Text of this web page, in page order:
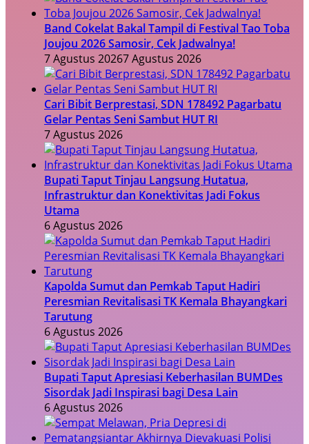
Band Cokelat Bakal Tampil di Festival Tao Toba
Joujou 2026 Samosir, Cek Jadwalnya!
7 Agustus 20267 Agustus 2026
Cari Bibit Berprestasi, SDN 178492 Pagarbatu
Gelar Pentas Seni Sambut HUT RI
7 Agustus 2026
Bupati Taput Tinjau Langsung Hutatua,
Infrastruktur dan Konektivitas Jadi Fokus
Utama
6 Agustus 2026
Kapolda Sumut dan Pemkab Taput Hadiri
Peresmian Revitalisasi TK Kemala Bhayangkari
Tarutung
6 Agustus 2026
Bupati Taput Apresiasi Keberhasilan BUMDes
Sisordak Jadi Inspirasi bagi Desa Lain
6 Agustus 2026